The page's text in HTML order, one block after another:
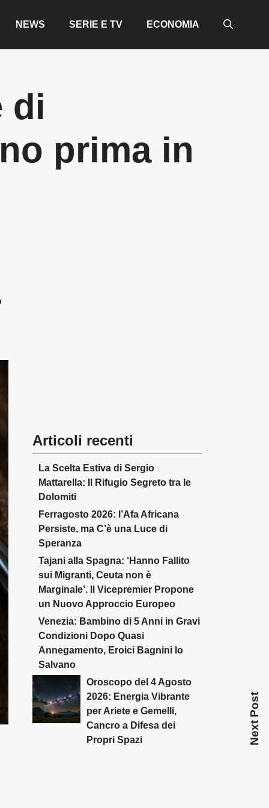
NEWS SERIE E TV ECONOMIA
di
prima in
Next Post
Articoli recenti
La Scelta Estiva di Sergio
Mattarella: Il Rifugio Segreto tra le
Dolomiti
Ferragosto 2026: l’Afa Africana
Persiste, ma C’è una Luce di
Speranza
Tajani alla Spagna: ‘Hanno Fallito
sui Migranti, Ceuta non è
Marginale’. Il Vicepremier Propone
un Nuovo Approccio Europeo
Venezia: Bambino di 5 Anni in Gravi
Condizioni Dopo Quasi
Annegamento, Eroici Bagnini lo
Salvano
Oroscopo del 4 Agosto
2026: Energia Vibrante
per Ariete e Gemelli,
Cancro a Difesa dei
Propri Spazi